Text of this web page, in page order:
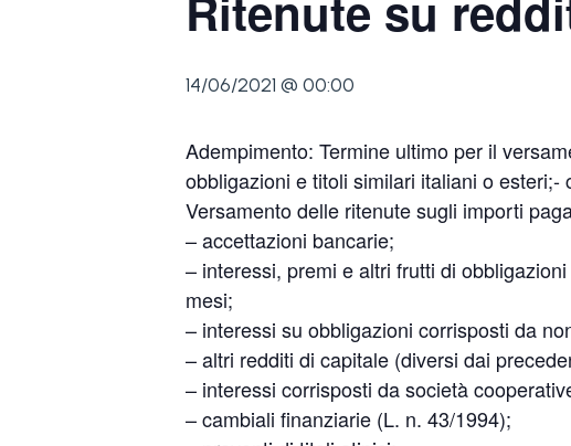
14/06/2021 @ 00:00
Adempimento: Termine ultimo per il
obbligazioni e titoli similari italiani o
Versamento delle ritenute sugli importi
– accettazioni bancarie;
– interessi, premi e altri frutti di
mesi;
– interessi su obbligazioni corrisposti da
– altri redditi di capitale (diversi dai
– interessi corrisposti da società
– cambiali finanziarie (L. n. 43/1994);